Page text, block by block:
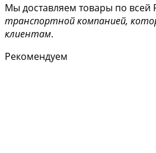
Мы доставляем товары по всей
транспортной компанией,
клиентам.
Рекомендуем